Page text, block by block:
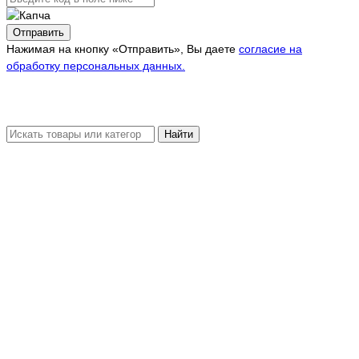
Отправить
Нажимая на кнопку «Отправить», Вы даете согласие на
обработку персональных данных.
Найти